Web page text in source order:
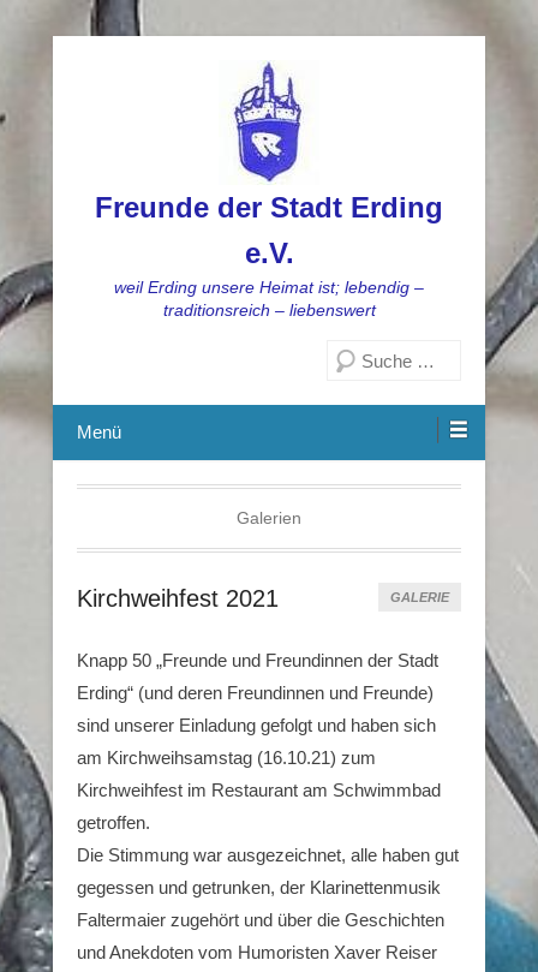
Freunde der Stadt Erding
e.V.
weil Erding unsere Heimat ist; lebendig –
traditionsreich – liebenswert
Menü
Galerien
Kirchweihfest 2021 GALERIE
Knapp 50 „Freunde und Freundinnen der Stadt
Erding“ (und deren Freundinnen und Freunde)
sind unserer Einladung gefolgt und haben sich
am Kirchweihsamstag (16.10.21) zum
Kirchweihfest im Restaurant am Schwimmbad
getroffen.
Die Stimmung war ausgezeichnet, alle haben gut
gegessen und getrunken, der Klarinettenmusik
Faltermaier zugehört und über die Geschichten
und Anekdoten vom Humoristen Xaver Reiser